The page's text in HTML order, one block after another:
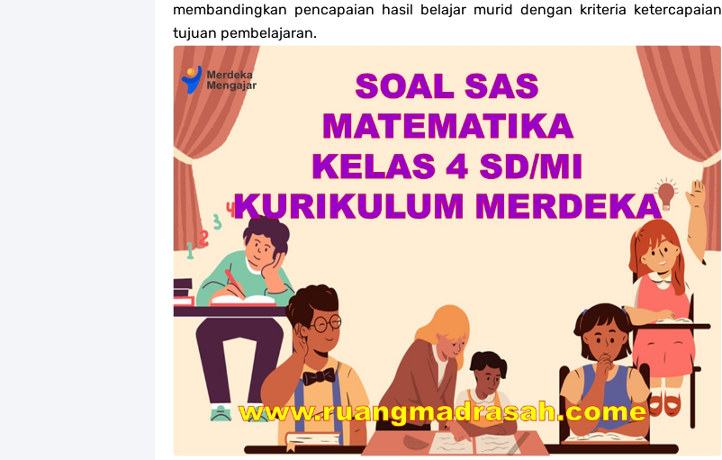
Kisi-kisi Soal US/UM Jenjang SD/MI Tahun 2026 Lengkap
POS UM Jenjang MI, MTs Dan MA Tahun 2026
Jawaban Tugas Mandiri Dan Tugas Refleksi Modul Pedagogik SKI PPG 2025
Jawaban Tugas Mandiri Dan Tugas Refleksi Modul Pedagogik Fiqih PPG 2025
Jawaban Tugas Mandiri Dan Tugas Refleksi Modul Pedagogik Akidah Akhlak PPG 2025
Jawaban Tugas Mandiri Dan Tugas Refleksi Modul Pedagogik Al-Qur'an Hadis PPG 2025
Soal OMI Geografi Terintegrasi Jenjang MA
Soal OMI Ekonomi Terintegrasi Jenjang MA
Soal OMI KIMIA Terintegrasi Jenjang MA
Unduh Buku Teks Utama (BTU) Mapel Akidah Akhlak Jenang MI, MTs Dan MA Tahun 2026
membandingkan pencapaian hasil belajar murid dengan kriteria ketercapaian
tujuan pembelajaran.